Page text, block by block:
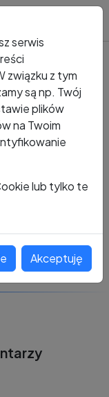
serwis
związku z tym
są np. Twój
plików
na Twoim
lub tylko te
Akceptuję